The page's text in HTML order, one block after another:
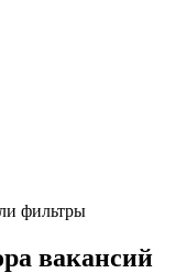
фильтры
вакансий